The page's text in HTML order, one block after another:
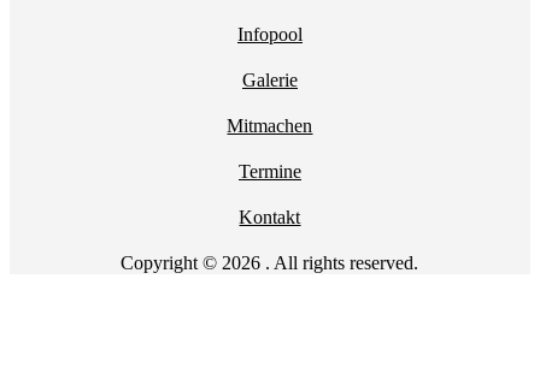
Infopool
Galerie
Mitmachen
Termine
Kontakt
Copyright © 2026 . All rights reserved.